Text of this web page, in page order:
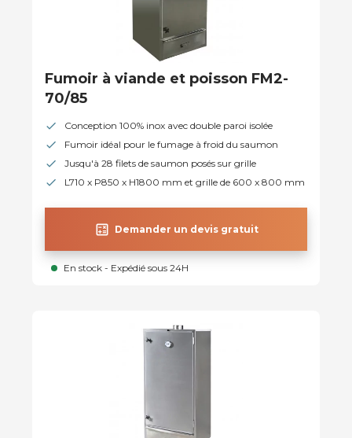
Fumoir à viande et poisson FM2-
70/85
Conception 100% inox avec double paroi isolée
Fumoir idéal pour le fumage à froid du saumon
Jusqu'à 28 filets de saumon posés sur grille
L710 x P850 x H1800 mm et grille de 600 x 800 mm
calculate Demander un devis gratuit
En stock - Expédié sous 24H